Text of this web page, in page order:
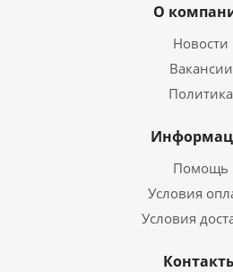
О
Новости
Вакансии
Политика
Помощь
Условия
Условия